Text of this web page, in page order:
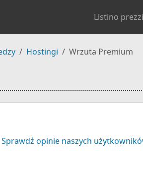
Listino prezzi
Hostingi Wrzuta Premium
Sprawdź opinie naszych